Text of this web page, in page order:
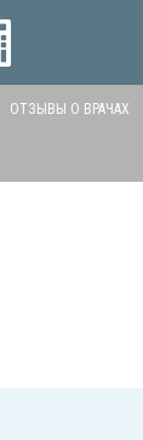
ОТЗЫВЫ О ВРАЧАХ